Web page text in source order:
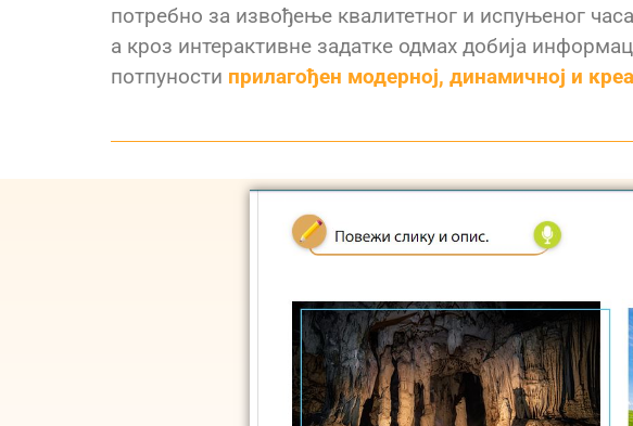
потребно за извођење квалитетног и испуњеног
а кроз интерактивне задатке одмах добија
потпуности прилагођен модерној, динамичној и